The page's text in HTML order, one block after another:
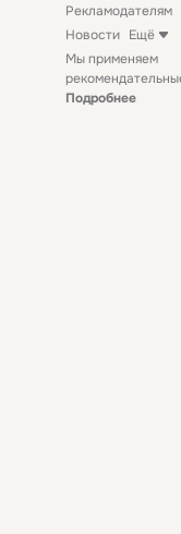
Рекламодателям
Новости Ещё
Мы применяем
Подробнее